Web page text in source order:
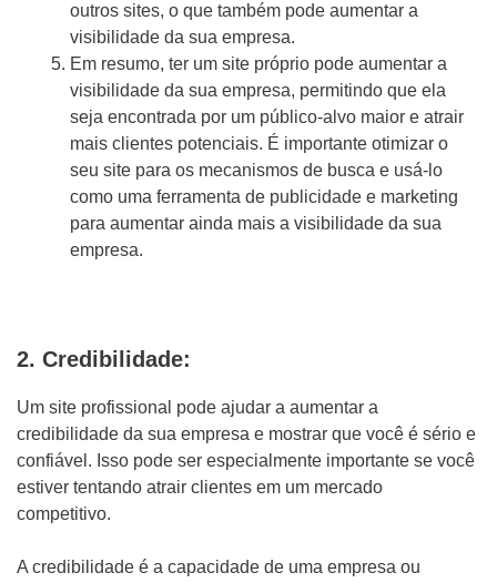
outros sites, o que também pode aumentar a
visibilidade da sua empresa.
Em resumo, ter um site próprio pode aumentar a
visibilidade da sua empresa, permitindo que ela
seja encontrada por um público-alvo maior e atrair
mais clientes potenciais. É importante otimizar o
seu site para os mecanismos de busca e usá-lo
como uma ferramenta de publicidade e marketing
para aumentar ainda mais a visibilidade da sua
empresa.
2. Credibilidade:
Um site profissional pode ajudar a aumentar a
credibilidade da sua empresa e mostrar que você é sério e
confiável. Isso pode ser especialmente importante se você
estiver tentando atrair clientes em um mercado
competitivo.
A credibilidade é a capacidade de uma empresa ou